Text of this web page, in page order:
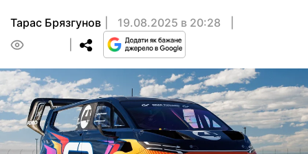
Тарас Брязгунов
19.08.2025 в 20:28